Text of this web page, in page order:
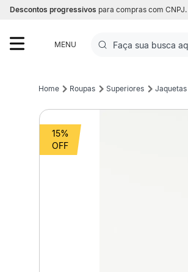
Descontos progressivos para compras com CNPJ.
MENU
Faça sua busca aqui
1ºFutebol
Roupas Superiores Jaquetas
15%